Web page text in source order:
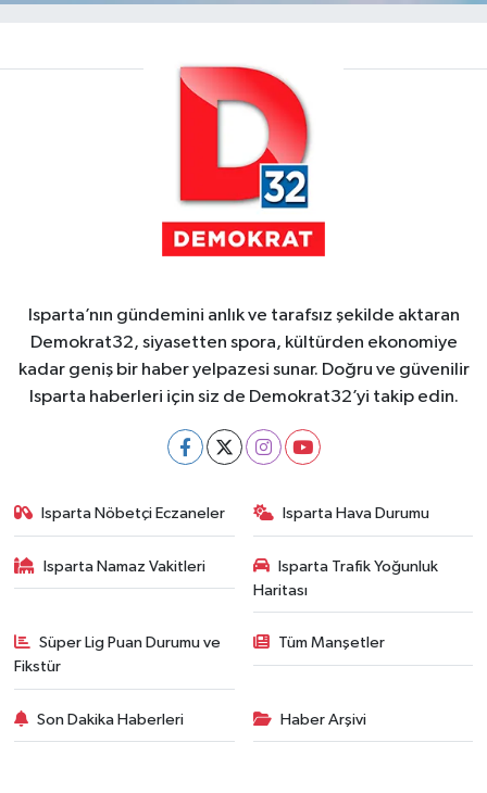
Isparta’nın gündemini anlık ve tarafsız şekilde aktaran
Demokrat32, siyasetten spora, kültürden ekonomiye
kadar geniş bir haber yelpazesi sunar. Doğru ve güvenilir
Isparta haberleri için siz de Demokrat32’yi takip edin.
Isparta Nöbetçi Eczaneler Isparta Hava Durumu
Isparta Namaz Vakitleri
Isparta Trafik Yoğunluk
Haritası
Süper Lig Puan Durumu ve
Fikstür
Tüm Manşetler
Son Dakika Haberleri Haber Arşivi